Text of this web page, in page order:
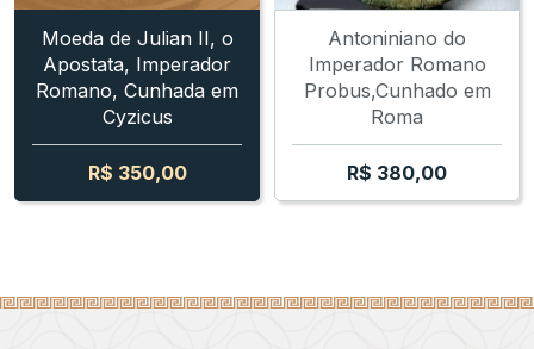
Moeda de Julian II, o
Apostata, Imperador
Romano, Cunhada em
Cyzicus
R$ 350,00
Antoniniano do
Imperador Romano
Probus,Cunhado em
Roma
R$ 380,00